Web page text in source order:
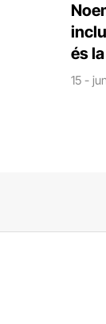
és
15 -